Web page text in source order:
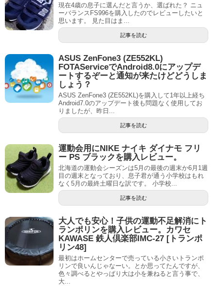
現在4歳の息子に選んだと言うか、選ばれた？ ニュ
ーバランスFS996を購入したのでレビューしたいと
思います。 見た目はま...
記事を読む
ASUS ZenFone3 (ZE552KL)
FOTAServiceでAndroid8.0にアップデ
ートするぞーと通知が来たけどどうしま
しょう？
ASUS ZenFone3 (ZE552KL)を購入して1年以上経ち
Android7.0のアップデート後も問題なく使用してお
りましたが、昨日...
記事を読む
運動会用にNIKE ナイキ ダイナモ フリ
ー PS ブラックを購入レビュー。
北海道の運動会シーズンは5月の最後の週末か6月1週
目の週末となっており、息子君が通う小学校はもれ
なく5月の最終土曜日な訳です。 小学校...
記事を読む
大人でも安心！子供の運動不足解消にト
ランポリンを購入レビュー。カワセ
KAWASE 鉄人倶楽部IMC-27 [トランポ
リン48]
最初はホームセンターで売っている小さいトランポ
リンで良いんじゃなーい。とか思ってたんですが、
色々調べるとやっぱり大は小を兼ねると言う事で、
大...